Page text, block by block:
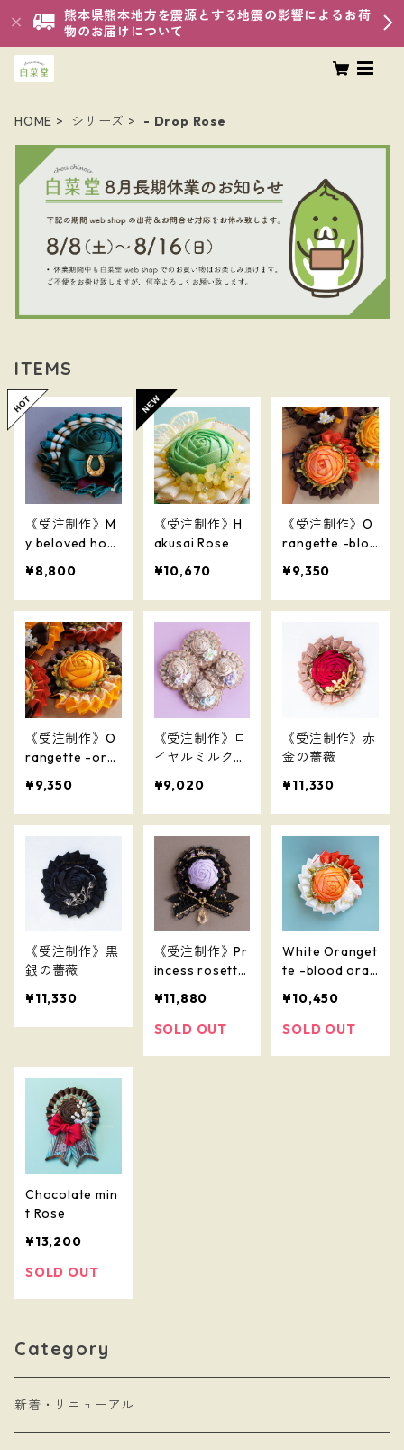
熊本県熊本地方を震源とする地震の影響によるお荷
物のお届けについて
HOME シリーズ - Drop Rose
ITEMS
《受注制作》M
y beloved hors
¥8,800
《受注制作》H
akusai Rose
¥10,670
《受注制作》O
rangette -bloo
¥9,350
《受注制作》O
rangette -ora
¥9,350
《受注制作》ロ
イヤルミルクテ
¥9,020
《受注制作》赤
金の薔薇
¥11,330
《受注制作》黒
銀の薔薇
¥11,330
《受注制作》Pr
incess rosette
¥11,880
SOLD OUT
White Oranget
te -blood oran
¥10,450
SOLD OUT
Chocolate min
t Rose
¥13,200
SOLD OUT
Category
新着・リニューアル